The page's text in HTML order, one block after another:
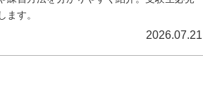
す。
2026.07.21